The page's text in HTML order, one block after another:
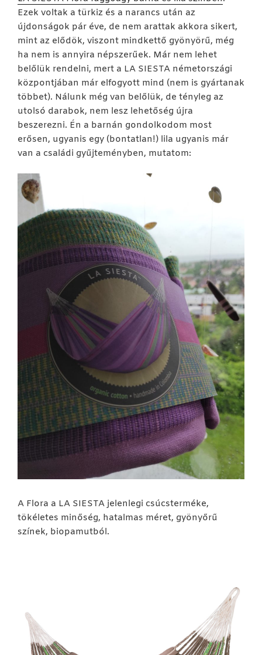
Ezek voltak a türkiz és a narancs után az
újdonságok pár éve, de nem arattak akkora sikert,
mint az elődök, viszont mindkettő gyönyörű, még
ha nem is annyira népszerűek. Már nem lehet
belőlük rendelni, mert a LA SIESTA németországi
központjában már elfogyott mind (nem is gyártanak
többet). Nálunk még van belőlük, de tényleg az
utolsó darabok, nem lesz lehetőség újra
beszerezni. Én a barnán gondolkodom most
erősen, ugyanis egy (bontatlan!) lila ugyanis már
van a családi gyűjteményben, mutatom:
A Flora a LA SIESTA jelenlegi csúcsterméke,
tökéletes minőség, hatalmas méret, gyönyőrű
színek, biopamutból.